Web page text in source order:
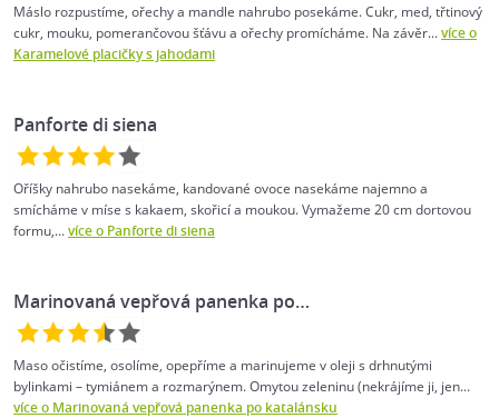
Máslo rozpustíme, ořechy a mandle nahrubo posekáme. Cukr, med, třtinový
cukr, mouku, pomerančovou šťávu a ořechy promícháme. Na závěr...více o
Karamelové placičky s jahodami
Panforte di siena
Oříšky nahrubo nasekáme, kandované ovoce nasekáme najemno a
smícháme v míse s kakaem, skořicí a moukou. Vymažeme 20 cm dortovou
formu,...více o Panforte di siena
Marinovaná vepřová panenka po…
Maso očistíme, osolíme, opepříme a marinujeme v oleji s drhnutými
bylinkami – tymiánem a rozmarýnem. Omytou zeleninu (nekrájíme ji, jen...
více o Marinovaná vepřová panenka po katalánsku